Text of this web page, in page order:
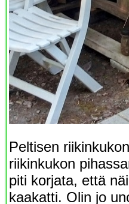
Peltisen
riikinkukon
piti korjata, että
kaakatti. Olin jo